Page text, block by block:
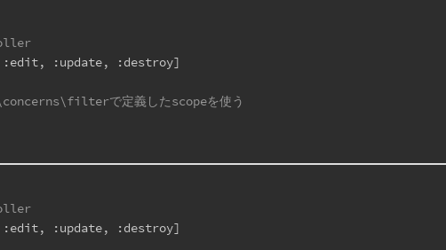
:edit, :update, :destroy]
で定義したscopeを使う
:edit, :update, :destroy]